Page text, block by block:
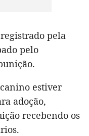
pela
pelo
estiver
adoção,
recebendo os